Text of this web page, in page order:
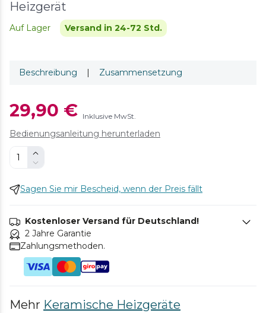
Heizgerät
Auf Lager Versand in 24-72 Std.
Beschreibung | Zusammensetzung
29,90 € Inklusive MwSt.
Bedienungsanleitung herunterladen
Sagen Sie mir Bescheid, wenn der Preis fällt
Kostenloser Versand für Deutschland!
2 Jahre Garantie
Zahlungsmethoden.
Mehr Keramische Heizgeräte